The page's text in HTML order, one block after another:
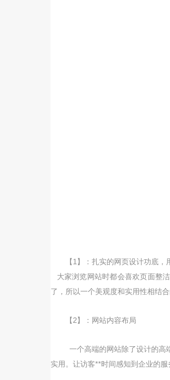
【1】：扎实的网页设计功底
大家浏览网站时都会喜欢页面整
了，所以一个美观度和实用性相结
【2】：网站内容布局
一个高端的网站除了设计的高
实用。让访客**时间感知到企业的服